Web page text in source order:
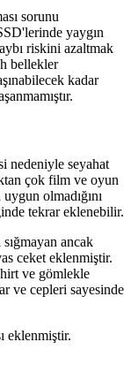
sorunu
yaygın
riskini azaltmak
bellekler
kadar
nedeniyle seyahat
çok film ve oyun
olmadığını
tekrar eklenebilir.
ancak
ceket eklenmiştir.
ve gömlekle
ve cepleri sayesinde
eklenmiştir.